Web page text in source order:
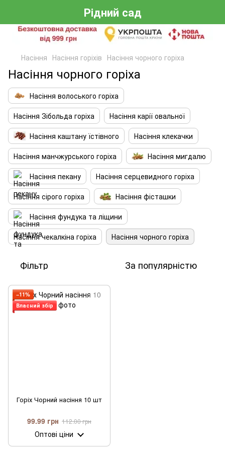
Рідний сад
Насіння Насіння горіхів Насіння чорного горіха
Насіння чорного горіха
Насіння волоського горіха
Насіння Зібольда горіха
Насіння карії овальної
Насіння каштану їстівного
Насіння клекачки
Насіння манчжурського горіха
Насіння мигдалю
Насіння пекану
Насіння серцевидного горіха
Насіння сірого горіха
Насіння фісташки
Насіння фундука та ліщини
Насіння чекалкіна горіха
Насіння чорного горіха
Фільтр За популярністю
−11%
Власний збір
Горіх Чорний насіння 10 шт
99.99 грн 112.00 грн
Оптові ціни